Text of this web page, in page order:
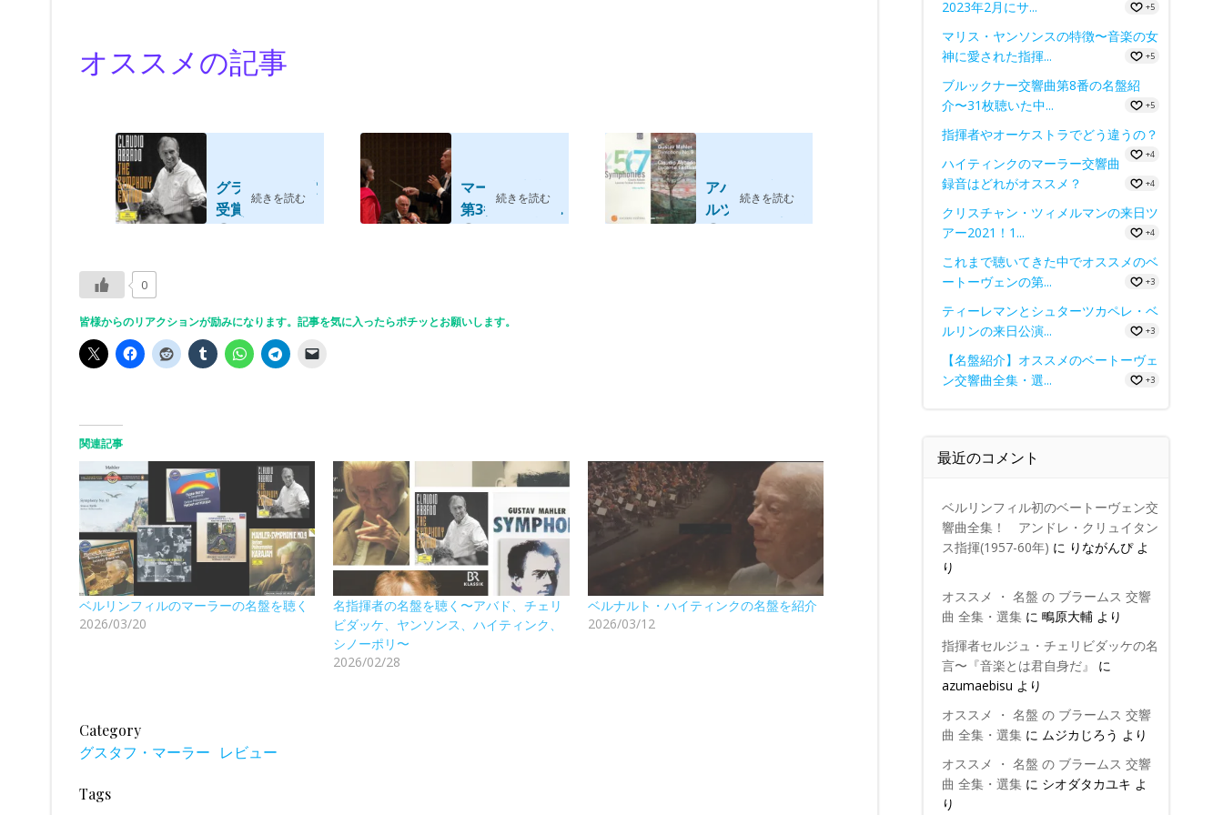
オススメの記事
グラモフォン賞
受賞、古巣ベル
2021/05/30
続きを読む
マーラー交響曲
第3番 アバド/ル
2020/11/21
続きを読む
アバドの境地
ルツェルン祝祭
2021/07/26
続きを読む
0
皆様からのリアクションが励みになります。記事を気に入ったらポチッとお願いします。
関連記事
ベルリンフィルのマーラーの名盤を聴く
2026/03/20
名指揮者の名盤を聴く〜アバド、チェリ
ビダッケ、ヤンソンス、ハイティンク、
シノーポリ〜
2026/02/28
ベルナルト・ハイティンクの名盤を紹介
2026/03/12
Category
グスタフ・マーラー レビュー
Tags
2023年2月にサ... +5
マリス・ヤンソンスの特徴〜音楽の女
神に愛された指揮...
+5
ブルックナー交響曲第8番の名盤紹
介〜31枚聴いた中...
+5
指揮者やオーケストラでどう違うの？
+4
ハイティンクのマーラー交響曲
録音はどれがオススメ？
+4
クリスチャン・ツィメルマンの来日ツ
アー2021！1...
+4
これまで聴いてきた中でオススメのベ
ートーヴェンの第...
+3
ティーレマンとシュターツカペレ・ベ
ルリンの来日公演...
+3
【名盤紹介】オススメのベートーヴェ
ン交響曲全集・選...
+3
最近のコメント
ベルリンフィル初のベートーヴェン交
響曲全集！ アンドレ・クリュイタン
ス指揮(1957-60年) に りながんぴよ
り
オススメ ・ 名盤 の ブラームス 交響
曲 全集・選集に 鴫原大輔より
指揮者セルジュ・チェリビダッケの名
言〜『音楽とは君自身だ』
に
azumaebisu より
オススメ ・ 名盤 の ブラームス 交響
曲 全集・選集に ムジカじろう より
オススメ ・ 名盤 の ブラームス 交響
曲 全集・選集に シオダタカユキ よ
り